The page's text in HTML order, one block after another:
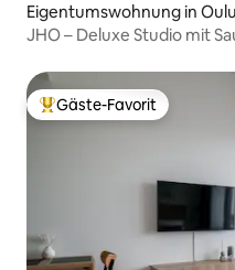
Eigentumswohnung in Oulu
JHO – Deluxe Studio mit
Beliebter Gäste-Favorit.
Gäste-Favorit